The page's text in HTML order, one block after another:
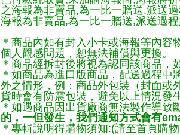
之海報為非賣品,為一比一贈送,派送
海報為非賣品,為一比一贈送,派送過
＊商品內如有封入小卡或海報等內
個人觀感問題，恕無法補償與更換。
＊商品經拆封後將視為認同該商品，
＊如商品為進口版商品，配送過程
外之情形，例：商品外包裝（封面或
貨時會有防震包裝，避免以上情況發
＊如遇商品因出貨廠商無法製作導致
的，一但發生，我們通知方式會有
＊專輯說明得購物須知:(請至首頁購